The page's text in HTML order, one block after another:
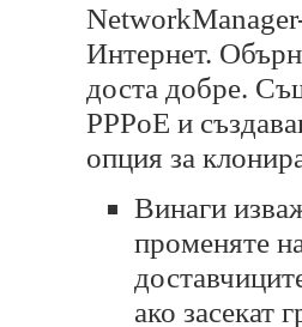
Интернет.
доста добре.
PPPoE и
опция за
Винаги
променяте
ако засекат